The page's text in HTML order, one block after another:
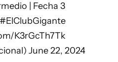
| Fecha 3
#ElClubGigante
K3rGcTh7Tk
June 22, 2024